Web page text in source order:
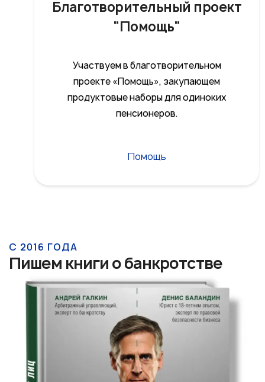
Благотворительный проект
"Помощь"
Участвуем в благотворительном
проекте «Помощь», закупающем
продуктовые наборы для одиноких
пенсионеров.
Помощь
С 2016 ГОДА
Пишем книги о банкротстве